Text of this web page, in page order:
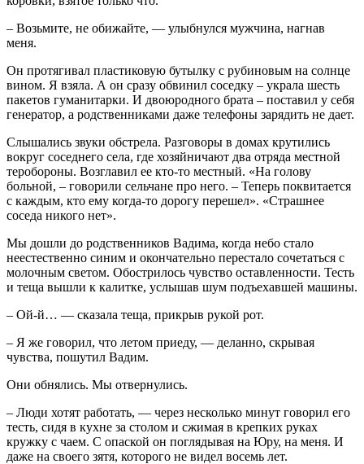
– Возьмите, не обижайте, — улыбнулся мужчина, нагнав
меня.
Он протягивал пластиковую бутылку с рубиновым на солнце
вином. Я взяла. А он сразу обвинил соседку – украла шесть
пакетов гуманитарки. И двоюродного брата – поставил у себя
генератор, а родственниками даже телефоны зарядить не дает.
Слышались звуки обстрела. Разговоры в домах крутились
вокруг соседнего села, где хозяйничают два отряда местной
теробороны. Возглавил ее кто-то местный. «На голову
больной, – говорили сельчане про него. – Теперь поквитается
с каждым, кто ему когда-то дорогу перешел». «Страшнее
соседа никого нет».
Мы дошли до родственников Вадима, когда небо стало
неестественно синим и окончательно перестало сочетаться с
молочным светом. Обострилось чувство оставленности. Тесть
и теща вышли к калитке, услышав шум подъехавшей машины.
– Ой-й… — сказала теща, прикрыв рукой рот.
– Я же говорил, что летом приеду, — деланно, скрывая
чувства, пошутил Вадим.
Они обнялись. Мы отвернулись.
– Люди хотят работать, — через несколько минут говорил его
тесть, сидя в кухне за столом и сжимая в крепких руках
кружку с чаем. С опаской он поглядывая на Юру, на меня. И
даже на своего зятя, которого не видел восемь лет.